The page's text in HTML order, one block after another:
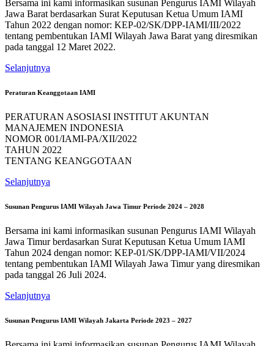
Bersama ini kami informasikan susunan Pengurus IAMI Wilayah
Jawa Barat berdasarkan Surat Keputusan Ketua Umum IAMI
Tahun 2022 dengan nomor: KEP-02/SK/DPP-IAMI/III/2022
tentang pembentukan IAMI Wilayah Jawa Barat yang diresmikan
pada tanggal 12 Maret 2022.
Selanjutnya
Peraturan Keanggotaan IAMI
PERATURAN ASOSIASI INSTITUT AKUNTAN
MANAJEMEN INDONESIA
NOMOR 001/IAMI-PA/XII/2022
TAHUN 2022
TENTANG KEANGGOTAAN
Selanjutnya
Susunan Pengurus IAMI Wilayah Jawa Timur Periode 2024 – 2028
Bersama ini kami informasikan susunan Pengurus IAMI Wilayah
Jawa Timur berdasarkan Surat Keputusan Ketua Umum IAMI
Tahun 2024 dengan nomor: KEP-01/SK/DPP-IAMI/VII/2024
tentang pembentukan IAMI Wilayah Jawa Timur yang diresmikan
pada tanggal 26 Juli 2024.
Selanjutnya
Susunan Pengurus IAMI Wilayah Jakarta Periode 2023 – 2027